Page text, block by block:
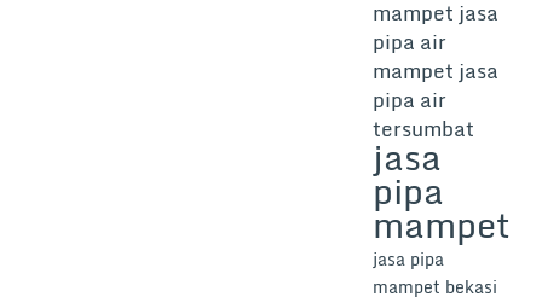
mampet jasa
pipa air
mampet jasa
pipa air
tersumbat
jasa
pipa
mampet
jasa pipa
mampet bekasi